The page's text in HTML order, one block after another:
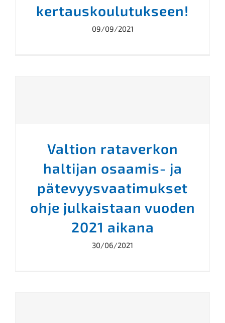
kertauskoulutukseen!
09/09/2021
Valtion rataverkon
haltijan osaamis- ja
pätevyysvaatimukset
ohje julkaistaan vuoden
2021 aikana
30/06/2021